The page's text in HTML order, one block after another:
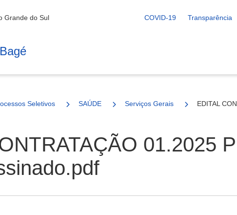
Grande do Sul COVID-19 Transparência
Seletivos SAÚDE Serviços Gerais EDITAL
01.2025